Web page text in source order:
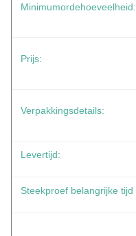
Minimumordehoeveelheid:
Prijs:
Verpakkingsdetails:
Levertijd:
Steekproef belangrijke tijd